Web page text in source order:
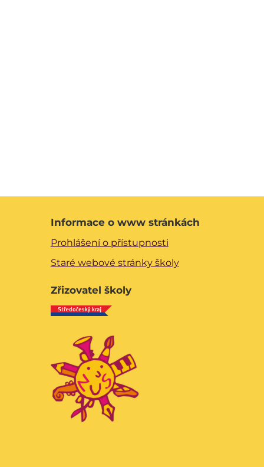
Informace o www stránkách
Prohlášení o přístupnosti
Staré webové stránky školy
Zřizovatel školy